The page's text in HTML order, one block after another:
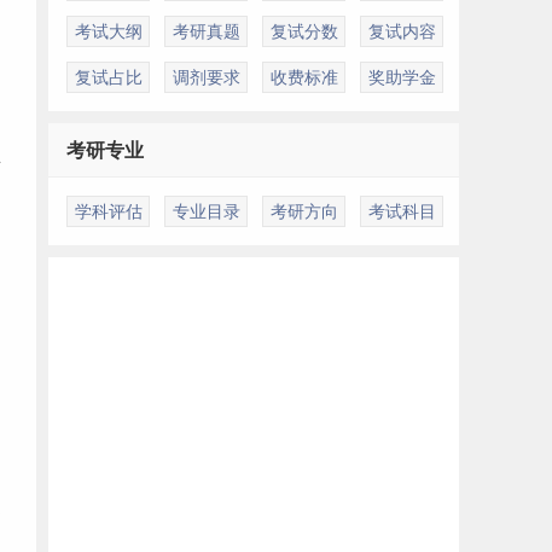
考试大纲 考研真题 复试分数 复试内容
复试占比 调剂要求 收费标准 奖助学金
考研专业
学科评估 专业目录 考研方向 考试科目